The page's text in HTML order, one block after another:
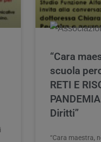
“Cara
scuola
RETI E
Diritti”
“Cara maestra,